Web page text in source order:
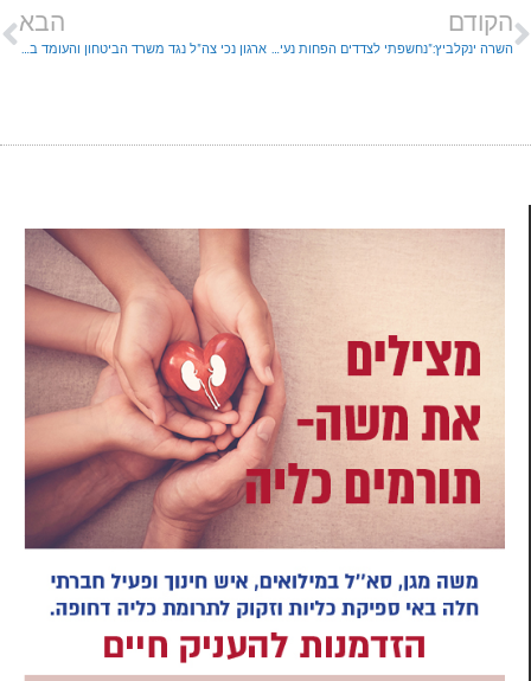
הקודם
השרה ינקלביץ:"נחשפתי לצדדים הפחות נעימים של חלקים מהחברה הישראלית"
הבא
ארגון נכי צה"ל נגד משרד הביטחון והעומד בראשותו, בני גנץ